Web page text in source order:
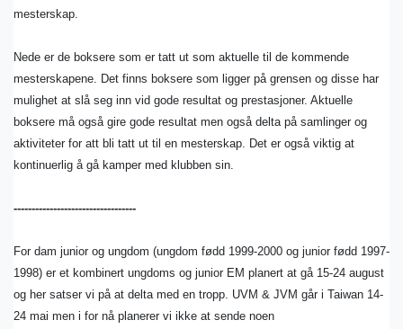
mesterskap.
Nede er de boksere som er tatt ut som aktuelle til de kommende
mesterskapene. Det finns boksere som ligger på grensen og disse har
mulighet at slå seg inn vid gode resultat og prestasjoner. Aktuelle
boksere må også gire gode resultat men også delta på samlinger og
aktiviteter for att bli tatt ut til en mesterskap. Det er også viktig at
kontinuerlig å gå kamper med klubben sin.
----------------------------------
For dam junior og ungdom (ungdom fødd 1999-2000 og junior fødd 1997-
1998) er et kombinert ungdoms og junior EM planert at gå 15-24 august
og her satser vi på at delta med en tropp. UVM & JVM går i Taiwan 14-
24 mai men i for nå planerer vi ikke at sende noen